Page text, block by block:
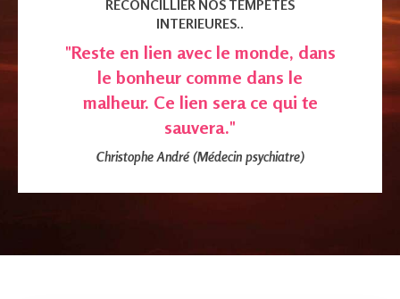
RECONCILLIER NOS TEMPETES
INTERIEURES..
"Reste en lien avec le monde, dans
le bonheur comme dans le
malheur. Ce lien sera ce qui te
sauvera."
Christophe André (Médecin psychiatre)